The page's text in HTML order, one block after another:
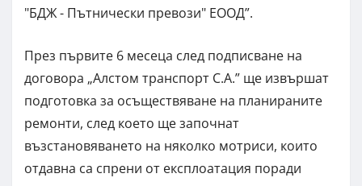
"БДЖ - Пътнически превози" ЕООД”.
През първите 6 месеца след подписване на
договора „Алстом транспорт С.А.” ще извършат
подготовка за осъществяване на планираните
ремонти, след което ще започнат
възстановяването на няколко мотриси, които
отдавна са спрени от експлоатация поради